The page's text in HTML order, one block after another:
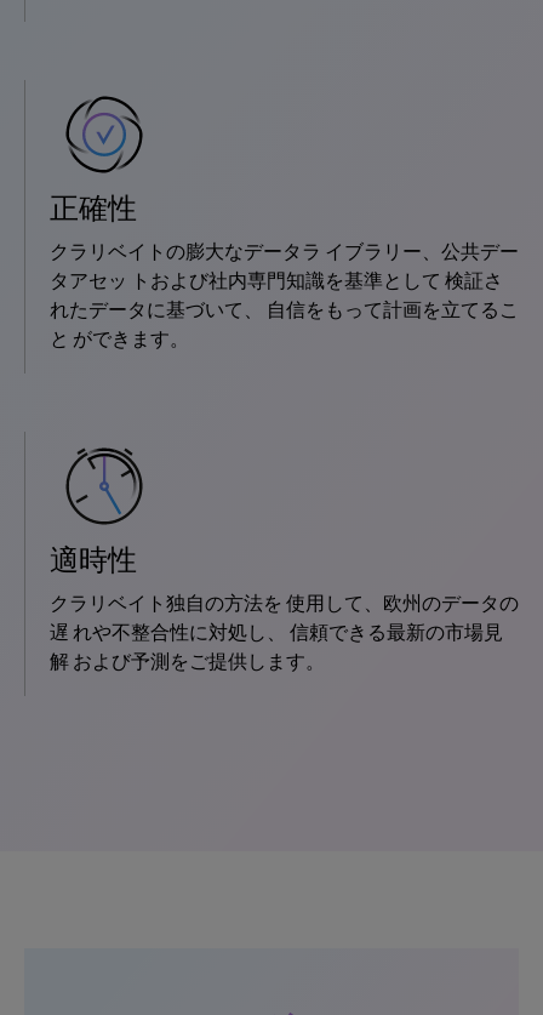
正確性
クラリベイトの膨大なデータラ イブラリー、公共デー
タアセッ トおよび社内専門知識を基準として 検証さ
れたデータに基づいて、 自信をもって計画を立てるこ
と ができます。
適時性
クラリベイト独自の方法を 使用して、欧州のデータの
遅 れや不整合性に対処し、 信頼できる最新の市場見
解 および予測をご提供します。